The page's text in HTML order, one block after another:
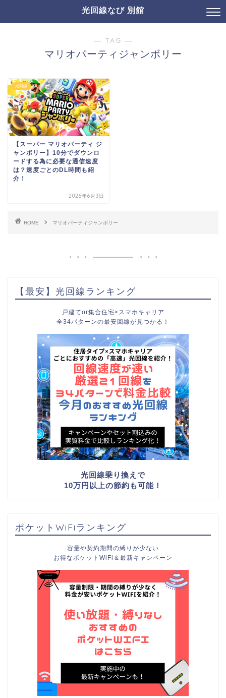
光回線なび 別館
― TAG ―
マリオパーティジャンボリー
光回線
【スーパー マリオパーティ ジ
ャンボリー】10分でダウンロ
ードする為に必要な通信速度
は？速度ごとのDL時間も紹
介！
2026年6月3日
HOME マリオパーティジャンボリー
【最安】光回線ランキング
戸建てor集合住宅×スマホキャリア
全34パターンの最安回線が見つかる！
光回線乗り換えで
10万円以上の節約も可能！
ポケットWiFiランキング
容量や契約期間の縛りが少ない
お得なポケットWiFi＆最新キャンペーン